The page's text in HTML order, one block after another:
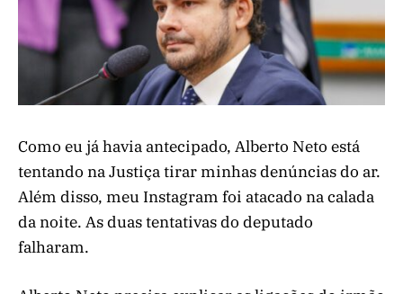
Como eu já havia antecipado, Alberto Neto está
tentando na Justiça tirar minhas denúncias do ar.
Além disso, meu Instagram foi atacado na calada
da noite. As duas tentativas do deputado
falharam.